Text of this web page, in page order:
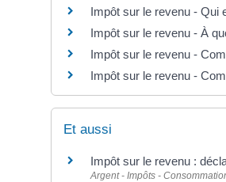
Impôt sur le revenu - Qui
Impôt sur le revenu - À
Impôt sur le revenu -
Impôt sur le revenu -
Et aussi
Impôt sur le revenu :
Argent - Impôts -